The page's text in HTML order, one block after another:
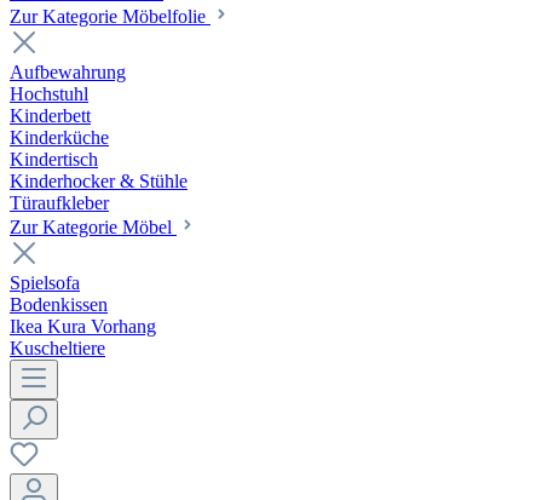
Zur Kategorie Möbelfolie
Aufbewahrung
Hochstuhl
Kinderbett
Kinderküche
Kindertisch
Kinderhocker & Stühle
Türaufkleber
Zur Kategorie Möbel
Spielsofa
Bodenkissen
Ikea Kura Vorhang
Kuscheltiere